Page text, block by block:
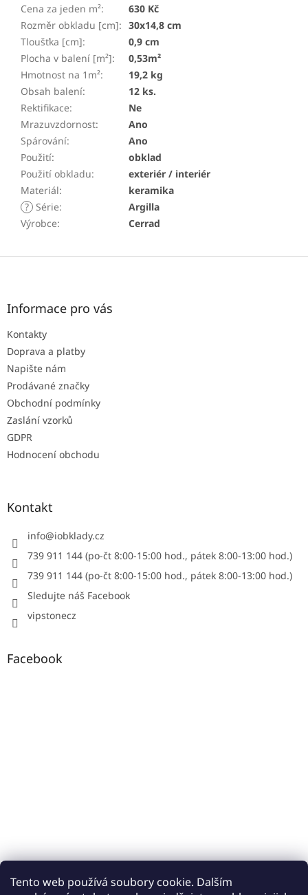
Tento web používá soubory cookie. Dalším
Cena za jeden m²:
630 Kč
Rozměr obkladu [cm]: 30x14,8 cm
Tloušťka [cm]:
0,9 cm
Plocha v balení [m²]:
0,53m²
Hmotnost na 1m²:
19,2 kg
Obsah balení:
12 ks.
Rektifikace:
Ne
Mrazuvzdornost:
Ano
Spárování:
Ano
Použití:
obklad
Použití obkladu:
exteriér / interiér
Materiál:
keramika
? Série:
Argilla
Výrobce: Cerrad
Z
Informace pro vás
Kontakty
Doprava a platby
Napište nám
Prodávané značky
Obchodní podmínky
Zaslání vzorků
GDPR
Hodnocení obchodu
Kontakt
info@iobklady.cz
739 911 144 (po-čt 8:00-15:00 hod., pátek 8:00-13:00 hod.)
739 911 144 (po-čt 8:00-15:00 hod., pátek 8:00-13:00 hod.)
Sledujte náš Facebook
vipstonecz
Facebook